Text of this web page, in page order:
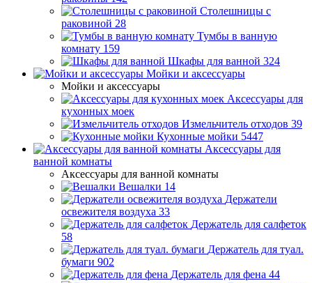
Столешницы с
раковиной 28
Тумбы в ванную
комнату 159
Шкафы для ванной 324
Мойки и аксессуары
Мойки и аксессуары
Аксессуары для
кухонных моек
Измельчитель отходов 39
Кухонные мойки 5447
Аксессуары для
ванной комнаты
Аксессуары для ванной комнаты
Вешалки 14
Держатели
освежителя воздуха 33
Держатель для салфеток
58
Держатель для туал.
бумаги 902
Держатель для фена 44